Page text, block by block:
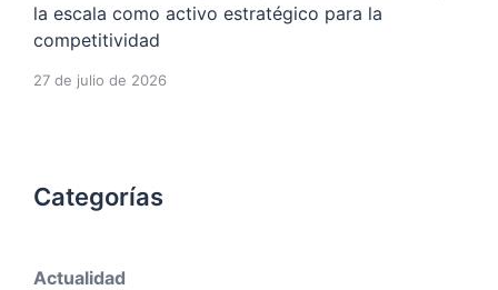
la escala como activo estratégico para la
competitividad
27 de julio de 2026
Categorías
Actualidad